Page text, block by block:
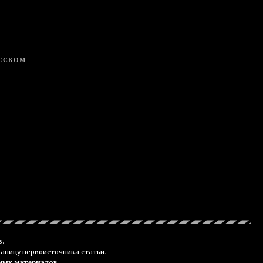
первоисточника статьи.